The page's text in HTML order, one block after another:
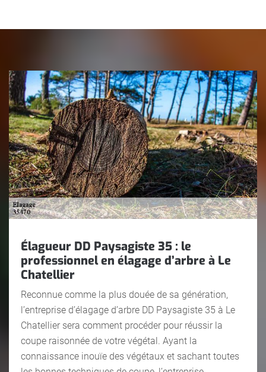
Élagueur DD Paysagiste 35 : le
professionnel en élagage d’arbre à Le
Chatellier
Reconnue comme la plus douée de sa génération,
l’entreprise d’élagage d’arbre DD Paysagiste 35 à Le
Chatellier sera comment procéder pour réussir la
coupe raisonnée de votre végétal. Ayant la
connaissance inouïe des végétaux et sachant toutes